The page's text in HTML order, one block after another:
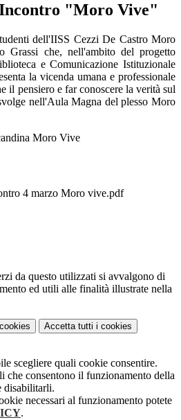
"Moro Vive"
dell'IISS Cezzi De Castro Moro
Grassi che, nell'ambito del progetto
e Comunicazione Istituzionale
la vicenda umana e professionale
il pensiero e far conoscere la verità sul
nell'Aula Magna del plesso Moro
4 marzo Moro vive.pdf
da questo utilizzati si avvalgono di
ed utili alle finalità illustrate nella
Accetta tutti i cookies
scegliere quali cookie consentire.
che consentono il funzionamento della
disabilitarli.
necessari al funzionamento potete
.